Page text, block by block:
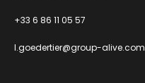
+33 6 86 11 05 57
l.goedertier@group-alive.com